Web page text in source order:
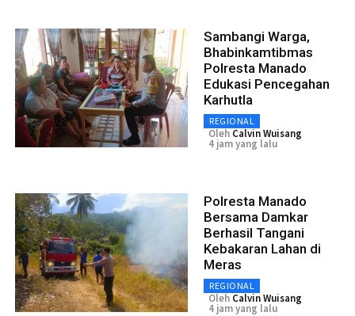
Sambangi Warga,
Bhabinkamtibmas
Polresta Manado
Edukasi Pencegahan
Karhutla
REGIONAL
Oleh Calvin Wuisang
4 jam yang lalu
Polresta Manado
Bersama Damkar
Berhasil Tangani
Kebakaran Lahan di
Meras
REGIONAL
Oleh Calvin Wuisang
4 jam yang lalu